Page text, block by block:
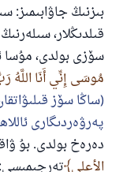
بىزنىڭ
قىلدىڭلار،
سۆزى بولدى، مۇسا
مُوسَى إِنِّي أَنَا اللَّهُ
(ساڭا سۆز
پەرۋەردىگارى
دەرەخ بولدى. بۇ
الأعلى تەرجىمىسى: